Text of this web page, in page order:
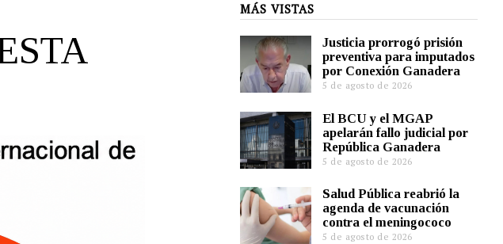
MÁS VISTAS
Justicia prorrogó prisión
preventiva para imputados
por Conexión Ganadera
5 de agosto de 2026
El BCU y el MGAP
apelarán fallo judicial por
República Ganadera
5 de agosto de 2026
Salud Pública reabrió la
agenda de vacunación
contra el meningococo
5 de agosto de 2026